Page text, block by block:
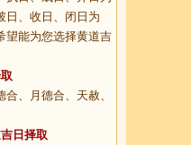
日、收日、闭日为
望能为您选择黄道吉
、月德合、天赦、
日择取